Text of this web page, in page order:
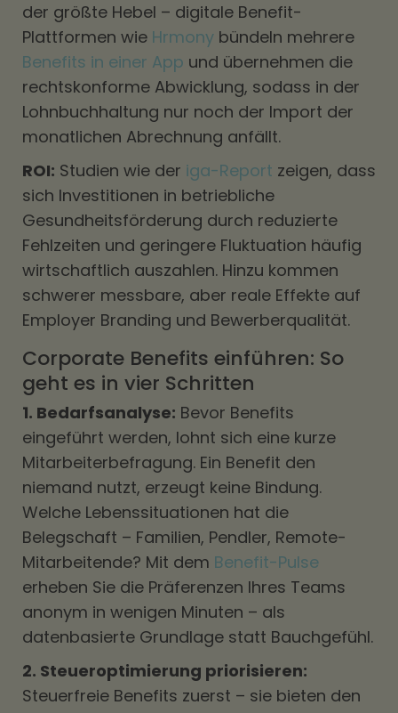
der größte Hebel – digitale Benefit-
Plattformen wie Hrmony bündeln mehrere
Benefits in einer App und übernehmen die
rechtskonforme Abwicklung, sodass in der
Lohnbuchhaltung nur noch der Import der
monatlichen Abrechnung anfällt.
ROI: Studien wie der iga-Report zeigen, dass
sich Investitionen in betriebliche
Gesundheitsförderung durch reduzierte
Fehlzeiten und geringere Fluktuation häufig
wirtschaftlich auszahlen. Hinzu kommen
schwerer messbare, aber reale Effekte auf
Employer Branding und Bewerberqualität.
Corporate Benefits einführen: So
geht es in vier Schritten
1. Bedarfsanalyse: Bevor Benefits
eingeführt werden, lohnt sich eine kurze
Mitarbeiterbefragung. Ein Benefit den
niemand nutzt, erzeugt keine Bindung.
Welche Lebenssituationen hat die
Belegschaft – Familien, Pendler, Remote-
Mitarbeitende? Mit dem Benefit-Pulse
erheben Sie die Präferenzen Ihres Teams
anonym in wenigen Minuten – als
datenbasierte Grundlage statt Bauchgefühl.
2. Steueroptimierung priorisieren:
Steuerfreie Benefits zuerst – sie bieten den